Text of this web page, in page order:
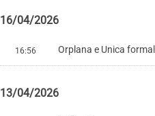
16/04/2026
16:56 Orplana e Unica
13/04/2026